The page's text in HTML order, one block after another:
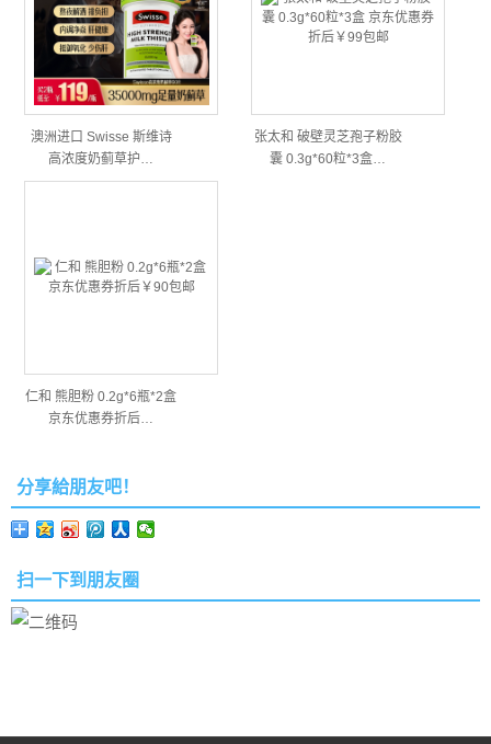
澳洲进口 Swisse 斯维诗
高浓度奶蓟草护…
张太和 破壁灵芝孢子粉胶
囊 0.3g*60粒*3盒…
仁和 熊胆粉 0.2g*6瓶*2盒
京东优惠券折后…
分享給朋友吧！
扫一下到朋友圈